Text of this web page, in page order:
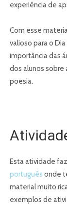
experiência de
Com esse
valioso para o
importância das
dos alunos sobre
poesia.
Esta atividade
português onde
material muito
exemplos de